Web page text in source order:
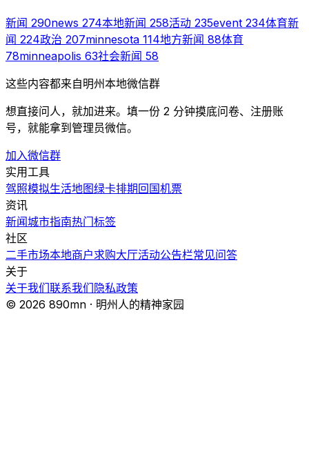
新闻 290news 274本地新闻 258活动 235event 234体育新
闻 224政治 207minnesota 114地方新闻 88体育
78minneapolis 63社会新闻 58
这些内容都来自明州本地微信群
想直接问人，就加进来。填一份 2 分钟摸底问卷、注册账
号，就能拿到管理员微信。
加入微信群
实用工具
驾照模拟生活地图绿卡排期回国机票
资讯
新闻城市指南热门标签
社区
二手市场本地商户求购大厅活动公告栏常见问答
关于
关于我们联系我们隐私政策
© 2026 890mn · 明州人的精神家园